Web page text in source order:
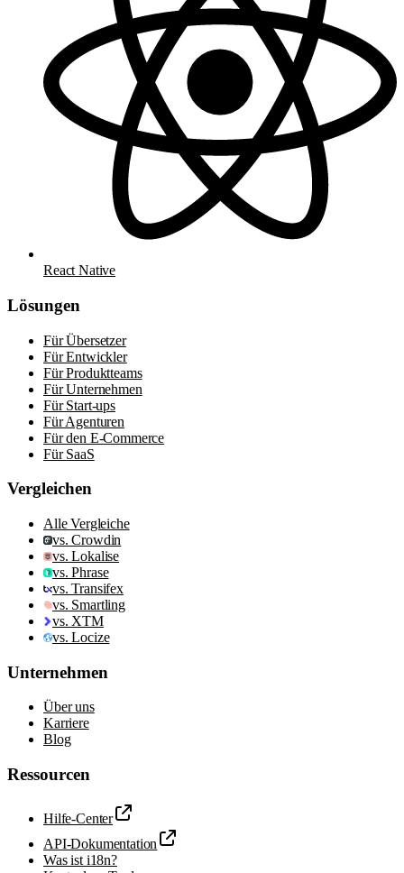
React Native
Lösungen
Für Übersetzer
Für Entwickler
Für Produktteams
Für Unternehmen
Für Start-ups
Für Agenturen
Für den E-Commerce
Für SaaS
Vergleichen
Alle Vergleiche
vs. Crowdin
vs. Lokalise
vs. Phrase
vs. Transifex
vs. Smartling
vs. XTM
vs. Locize
Unternehmen
Über uns
Karriere
Blog
Ressourcen
Hilfe-Center
API-Dokumentation
Was ist i18n?